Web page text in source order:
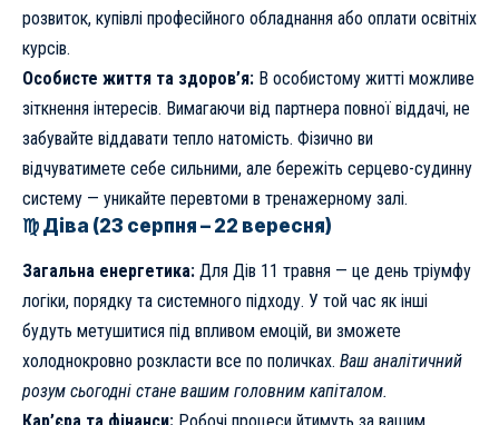
розвиток, купівлі професійного обладнання або оплати освітніх
курсів.
Особисте життя та здоров’я: В особистому житті можливе
зіткнення інтересів. Вимагаючи від партнера повної віддачі, не
забувайте віддавати тепло натомість. Фізично ви
відчуватимете себе сильними, але бережіть серцево-судинну
систему — уникайте перевтоми в тренажерному залі.
♍ Діва (23 серпня – 22 вересня)
Загальна енергетика: Для Дів 11 травня — це день тріумфу
логіки, порядку та системного підходу. У той час як інші
будуть метушитися під впливом емоцій, ви зможете
холоднокровно розкласти все по поличках. Ваш аналітичний
розум сьогодні стане вашим головним капіталом.